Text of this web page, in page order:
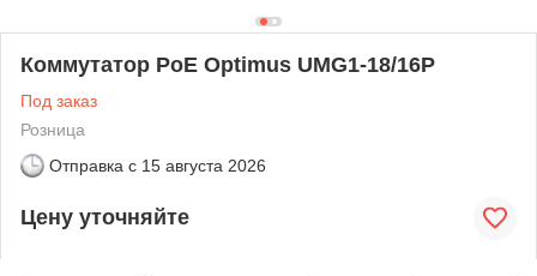
Коммутатор PoE Optimus UMG1-18/16P
Под заказ
Розница
Отправка с 15 августа 2026
Цену уточняйте